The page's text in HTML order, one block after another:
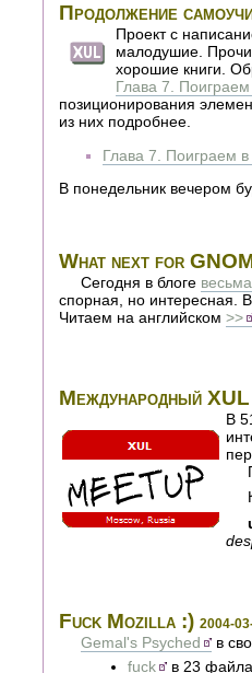
Продолжение
Проект с
малодушие.
хорошие книги.
Глава 7.
позиционирования
из них подробнее.
Глава 7. Поиграем в
В понедельник вечером
What next for
Сегодня в блоге
спорная, но интересная.
Читаем на английском>>
Международный XUL
В
Fuck Mozilla :) 2004-
Gemal's Psyched
в
fuck
в 23